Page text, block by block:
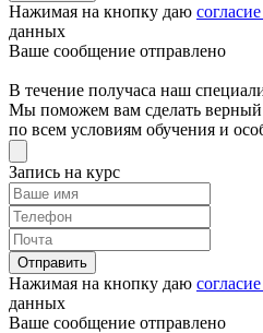
Нажимая на кнопку даю
данных
Ваше сообщение отправлено
В течение получаса наш
Мы поможем вам сделать верный
по всем условиям обучения и
Запись на курс
Отправить
Нажимая на кнопку даю
данных
Ваше сообщение отправлено